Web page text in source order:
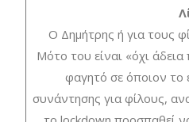
Ο Δημήτρης ή για τους
Μότο του είναι «όχι
φαγητό σε όποιον το
συνάντησης για φίλους,